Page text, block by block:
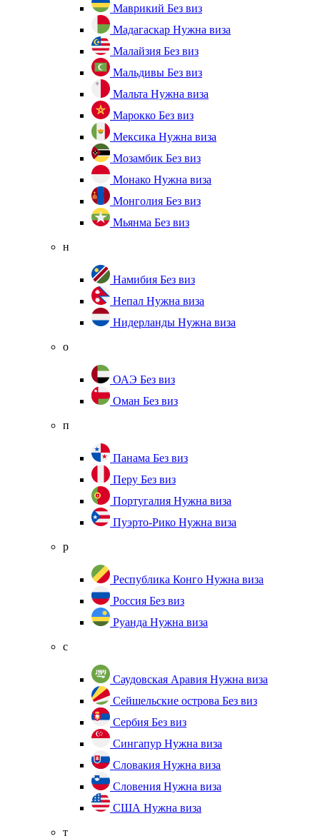
Маврикий Без виз
Мадагаскар Нужна виза
Малайзия Без виз
Мальдивы Без виз
Мальта Нужна виза
Марокко Без виз
Мексика Нужна виза
Мозамбик Без виз
Монако Нужна виза
Монголия Без виз
Мьянма Без виз
н
Намибия Без виз
Непал Нужна виза
Нидерланды Нужна виза
о
ОАЭ Без виз
Оман Без виз
п
Панама Без виз
Перу Без виз
Португалия Нужна виза
Пуэрто-Рико Нужна виза
р
Республика Конго Нужна виза
Россия Без виз
Руанда Нужна виза
с
Саудовская Аравия Нужна виза
Сейшельские острова Без виз
Сербия Без виз
Сингапур Нужна виза
Словакия Нужна виза
Словения Нужна виза
США Нужна виза
т